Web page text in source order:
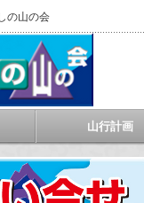
の山の会
山行計画